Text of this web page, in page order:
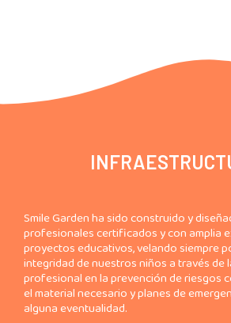
Smile Garden ha sido construido y
profesionales certificados y con amplia
proyectos educativos, velando siempre
integridad de nuestros niños a través de
profesional en la prevención de riesgos
el material necesario y planes de
alguna eventualidad.